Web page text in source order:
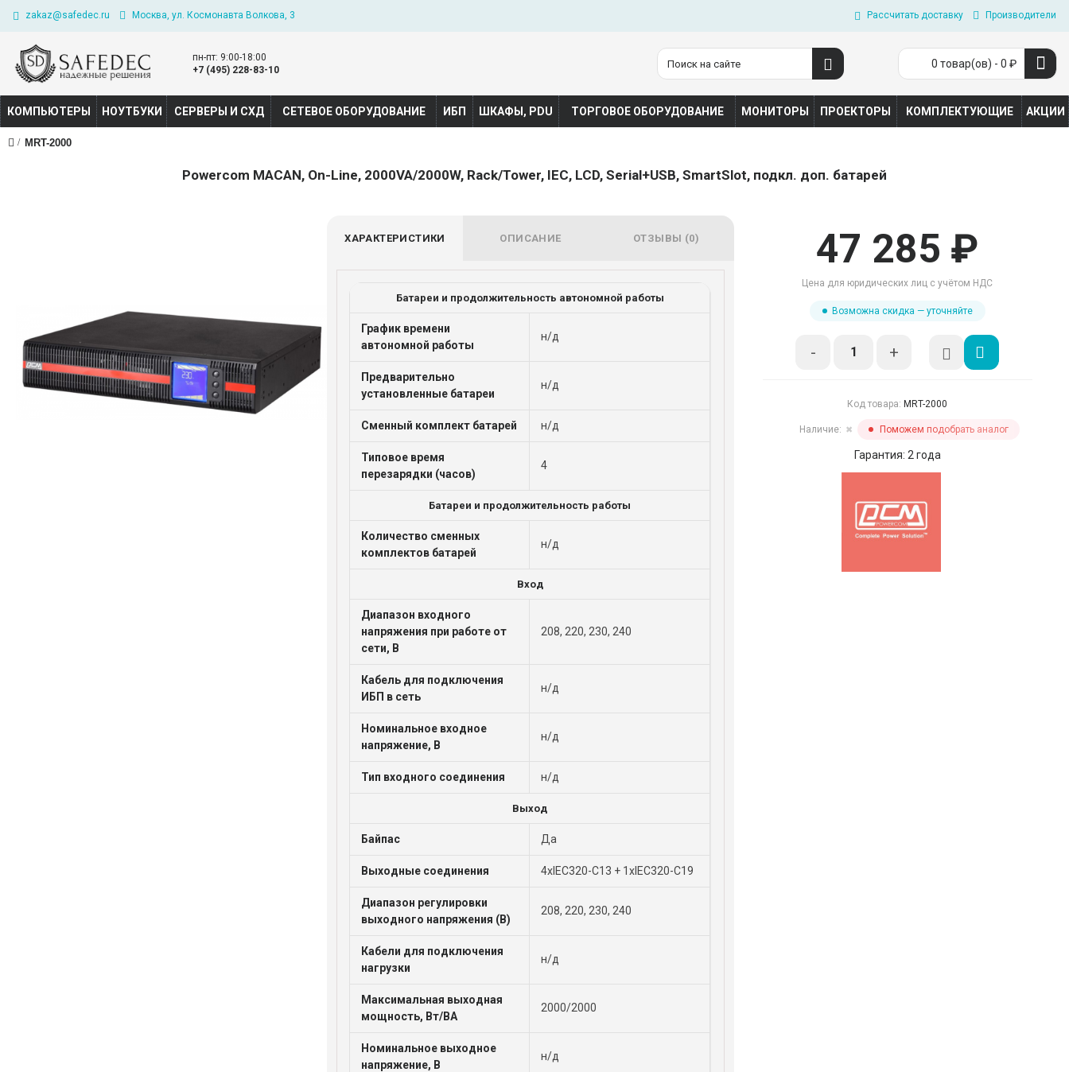
zakaz@safedec.ru Москва, ул. Космонавта Волкова, 3 Рассчитать доставку Производители
пн-пт: 9:00-18:00
+7 (495) 228-83-10
0 товар(ов) - 0 ₽
КОМПЬЮТЕРЫ НОУТБУКИ СЕРВЕРЫ И СХД СЕТЕВОЕ ОБОРУДОВАНИЕ ИБП ШКАФЫ, PDU ТОРГОВОЕ ОБОРУДОВАНИЕ МОНИТОРЫ ПРОЕКТОРЫ КОМПЛЕКТУЮЩИЕ АКЦИИ
MRT-2000
Powercom MACAN, On-Line, 2000VA/2000W, Rack/Tower, IEC, LCD, Serial+USB, SmartSlot, подкл. доп. батарей
ХАРАКТЕРИСТИКИ ОПИСАНИЕ ОТЗЫВЫ (0)
Батареи и продолжительность автономной работы
График времени
автономной работы
н/д
Предварительно
установленные батареи
н/д
Сменный комплект батарей н/д
Типовое время
перезарядки (часов)
4
Батареи и продолжительность работы
Количество сменных
комплектов батарей
н/д
Вход
Диапазон входного
напряжения при работе от
сети, В
208, 220, 230, 240
Кабель для подключения
ИБП в сеть
н/д
Номинальное входное
напряжение, В
н/д
Тип входного соединения н/д
Выход
Байпас Да
Выходные соединения 4xIEC320-C13 + 1хIEC320-C19
Диапазон регулировки
выходного напряжения (В)
208, 220, 230, 240
Кабели для подключения
нагрузки
н/д
Максимальная выходная
мощность, Вт/ВА
2000/2000
Номинальное выходное
напряжение, В
н/д
47 285 ₽
Цена для юридических лиц с учётом НДС
Возможна скидка — уточняйте
- +
Код товара: MRT-2000
Наличие: ✖ Поможем подобрать аналог
Гарантия: 2 года